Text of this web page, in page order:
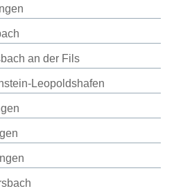
an der Fils
Leopoldshafen